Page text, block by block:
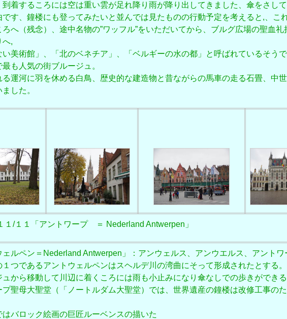
着するころには空は重い雲が足れ降り雨が降り出してきました、傘をさし
です、鐘楼にも登ってみたいと並んでは見たものの行動予定を考えると,、こ
へ（残念）、途中名物の”ワッフル”をいただいてから、ブルグ広場の聖血
へ,
い美術館」、「北のベネチア」、「ベルギーの水の都」と呼ばれているそうで
も人気の街ブルージュ。
運河に羽を休める白鳥、歴史的な建造物と昔ながらの馬車の走る石畳、中
した。
１/１１「アントワープ ＝ Nederland Antwerpen」
ェルペン＝Nederland Antwerpen」：アンウェルス、アンウエルス、アント
つであるアントウェルペンはスヘルデ川の湾曲にそって形成されたとする。
から移動して川辺に着くころには雨も小止みになり傘なしでの歩きができる
聖母大聖堂（「ノートルダム大聖堂）では、 世界遺産の鐘楼は改修工事の
はバロック絵画の巨匠ルーベンスの描いた